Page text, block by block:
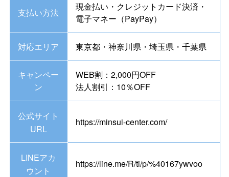
支払い方法
現金払い・クレジットカード決済・
電子マネー（PayPay）
対応エリア 東京都・神奈川県・埼玉県・千葉県
キャンペー
ン
WEB割：2,000円OFF
法人割引：10％OFF
公式サイト
URL
https://minsui-center.com/
LINEアカ
ウント
https://line.me/R/ti/p/%40167ywvoo